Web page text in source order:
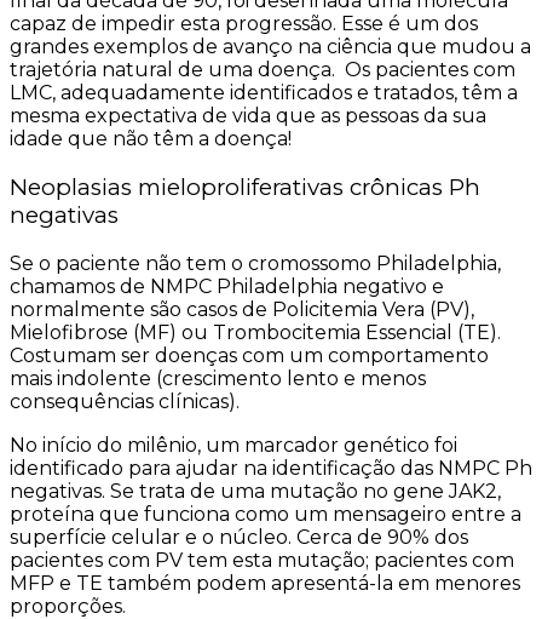
capaz de impedir esta progressão. Esse é um dos
grandes exemplos de avanço na ciência que mudou a
trajetória natural de uma doença. Os pacientes com
LMC, adequadamente identificados e tratados, têm a
mesma expectativa de vida que as pessoas da sua
idade que não têm a doença!
Neoplasias mieloproliferativas crônicas Ph
negativas
Se o paciente não tem o cromossomo Philadelphia,
chamamos de NMPC Philadelphia negativo e
normalmente são casos de Policitemia Vera (PV),
Mielofibrose (MF) ou Trombocitemia Essencial (TE).
Costumam ser doenças com um comportamento
mais indolente (crescimento lento e menos
consequências clínicas).
No início do milênio, um marcador genético foi
identificado para ajudar na identificação das NMPC Ph
negativas. Se trata de uma mutação no gene JAK2,
proteína que funciona como um mensageiro entre a
superfície celular e o núcleo. Cerca de 90% dos
pacientes com PV tem esta mutação; pacientes com
MFP e TE também podem apresentá-la em menores
proporções.